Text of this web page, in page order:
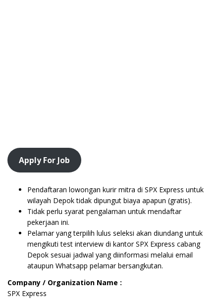
Apply For Job
Pendaftaran lowongan kurir mitra di SPX Express untuk
wilayah Depok tidak dipungut biaya apapun (gratis).
Tidak perlu syarat pengalaman untuk mendaftar
pekerjaan ini.
Pelamar yang terpilih lulus seleksi akan diundang untuk
mengikuti test interview di kantor SPX Express cabang
Depok sesuai jadwal yang diinformasi melalui email
ataupun Whatsapp pelamar bersangkutan.
Company / Organization Name :
SPX Express